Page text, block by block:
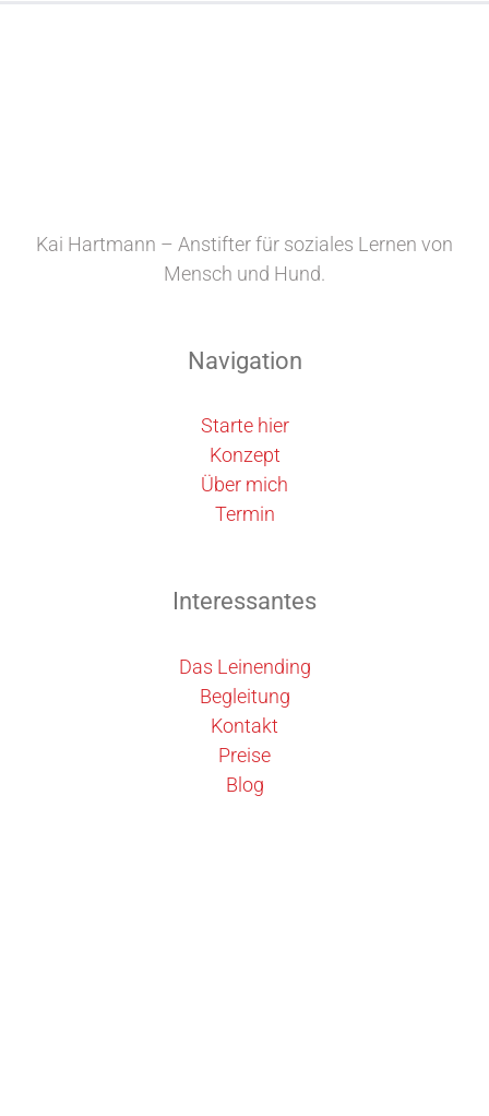
Kai Hartmann – Anstifter für soziales Lernen von
Mensch und Hund.
Navigation
Starte hier
Konzept
Über mich
Termin
Interessantes
Das Leinending
Begleitung
Kontakt
Preise
Blog